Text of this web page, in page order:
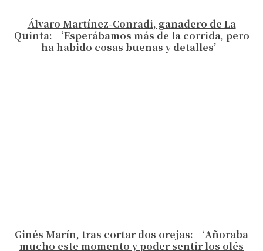
Álvaro Martínez-Conradi, ganadero de La
Quinta: ‘Esperábamos más de la corrida, pero
ha habido cosas buenas y detalles’
Ginés Marín, tras cortar dos orejas: ‘Añoraba
mucho este momento y poder sentir los olés